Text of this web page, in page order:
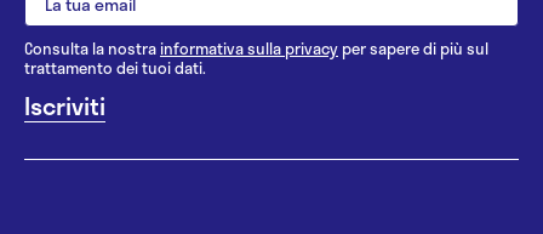
Consulta la nostrainformativa sulla privacy per sapere di più sul
trattamento dei tuoi dati.